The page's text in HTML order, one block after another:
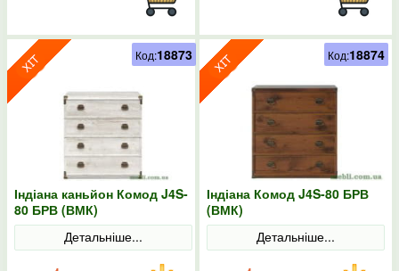
Індіана каньйон Комод J4S-
80 БРВ (ВМК)
Детальніше...
Код:18873
Індіана Комод J4S-80 БРВ
(ВМК)
Детальніше...
Код:18874